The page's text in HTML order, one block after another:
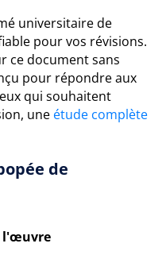
universitaire de
pour vos révisions.
ce document sans
pour répondre aux
qui souhaitent
une étude complète
de
l'œuvre